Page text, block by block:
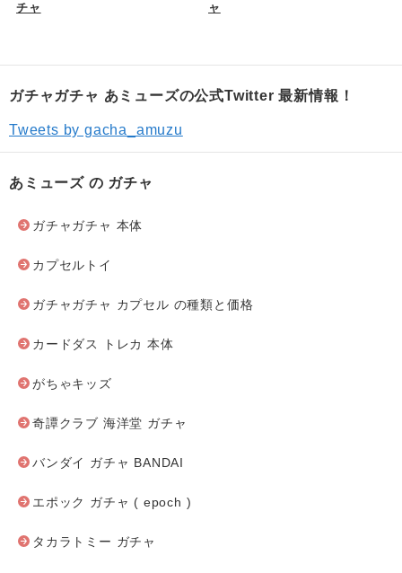
チャ
ャ
ガチャガチャ あミューズの公式Twitter 最新情報！
Tweets by gacha_amuzu
あミューズ の ガチャ
ガチャガチャ 本体
カプセルトイ
ガチャガチャ カプセル の種類と価格
カードダス トレカ 本体
がちゃキッズ
奇譚クラブ 海洋堂 ガチャ
バンダイ ガチャ BANDAI
エポック ガチャ ( epoch )
タカラトミー ガチャ